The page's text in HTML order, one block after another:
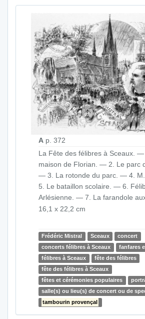
A p. 372
La Fête des félibres à Sceaux. —
maison de Florian. — 2. Le parc
— 3. La rotonde du parc. — 4.
5. Le bataillon scolaire. — 6.
Arlésienne. — 7. La farandole
16,1 x 22,2 cm
Frédéric Mistral Sceaux
concert
concerts félibres à Sceaux
fanfares
félibres à Sceaux
fête des félibres
fête des félibres à Sceaux
fêtes et cérémonies populaires
salle(s) ou lieu(s) de concert ou de
tambourin provençal